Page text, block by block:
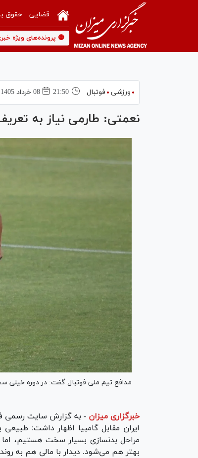
قضایی حقوق
🟡 پرونده‌های ویژه
ورزشی فوتبال 21:50 08 خرداد 1405
نعمتی: طارمی نیاز به
مدافع تیم ملی فوتبال گفت: در دوره
خبرگزاری میزان - به گزارش سایت رسمی
ایران مقابل گامبیا اظهار داشت:
مراحل بدنسازی بسیار سخت هستیم،
بهتر هم می‌شود. دیدار با مالی هم به